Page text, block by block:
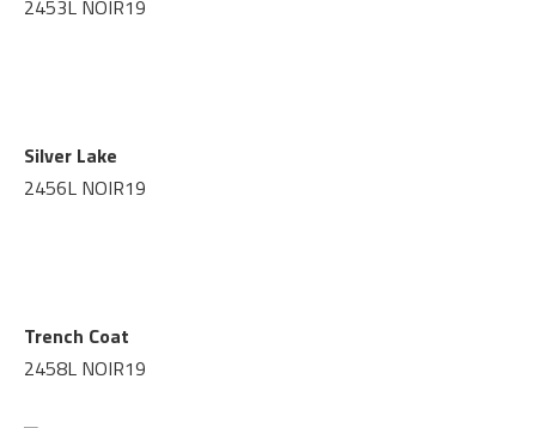
2453L NOIR19
Silver Lake
2456L NOIR19
Trench Coat
2458L NOIR19